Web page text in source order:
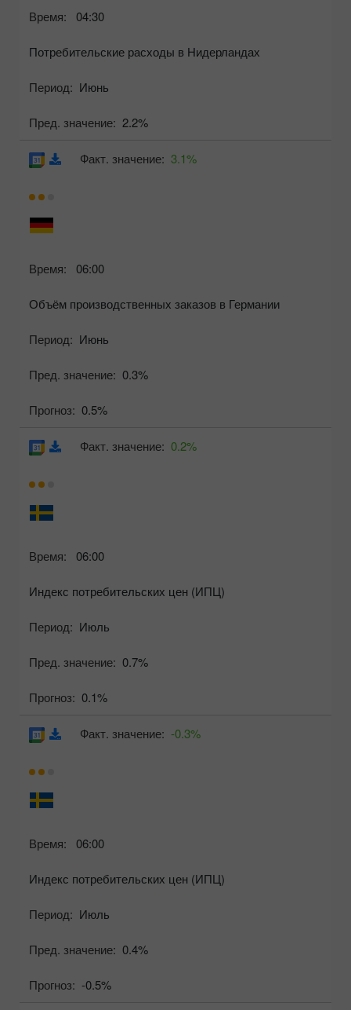
Время: 04:30
Потребительские расходы в Нидерландах
Период: Июнь
Пред. значение: 2.2%
Время: 06:00
Объём производственных заказов в Германии
Период: Июнь
Пред. значение: 0.3%
Прогноз: 0.5%
Факт. значение: 3.1%
Время: 06:00
Индекс потребительских цен (ИПЦ)
Период: Июль
Пред. значение: 0.7%
Прогноз: 0.1%
Факт. значение: 0.2%
Время: 06:00
Индекс потребительских цен (ИПЦ)
Период: Июль
Пред. значение: 0.4%
Прогноз: -0.5%
Факт. значение: -0.3%